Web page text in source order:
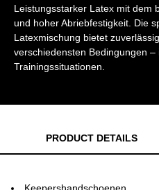
Leistungsstarker Latex mit dem
und hoher Abriebfestigkeit. Die
Latexmischung bietet
verschiedensten Bedingungen
Trainingssituationen.
PRODUCT DETAILS
Keepershandschoenen